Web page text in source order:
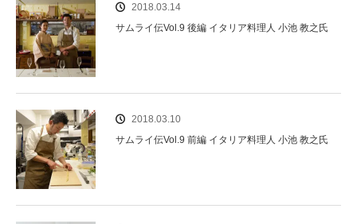
2018.03.14
サムライ伝Vol.9 後編 イタリア料理人 小池 教之氏
2018.03.10
サムライ伝Vol.9 前編 イタリア料理人 小池 教之氏